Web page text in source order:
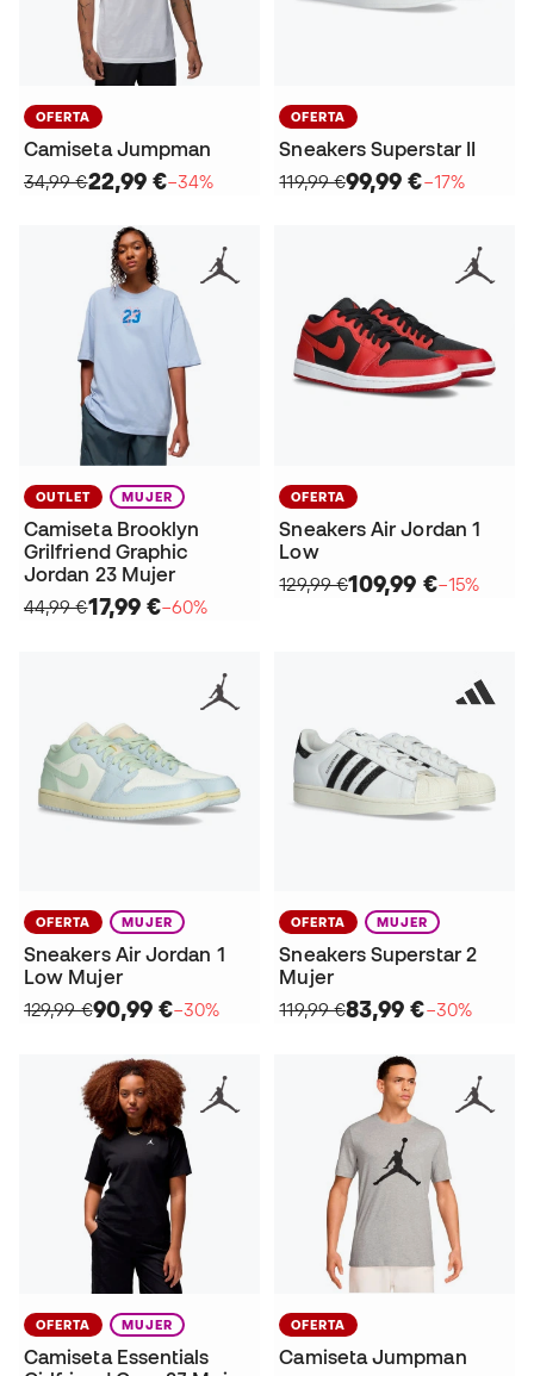
OFERTA
Camiseta Jumpman
34,99 €22,99 €−34%
OFERTA
Sneakers Superstar II
119,99 €99,99 €−17%
OUTLET MUJER
Camiseta Brooklyn
Grilfriend Graphic
Jordan 23 Mujer
44,99 €17,99 €−60%
OFERTA
Sneakers Air Jordan 1
Low
129,99 €109,99 €−15%
OFERTA MUJER
Sneakers Air Jordan 1
Low Mujer
129,99 €90,99 €−30%
OFERTA MUJER
Sneakers Superstar 2
Mujer
119,99 €83,99 €−30%
OFERTA MUJER
Camiseta Essentials
OFERTA
Camiseta Jumpman